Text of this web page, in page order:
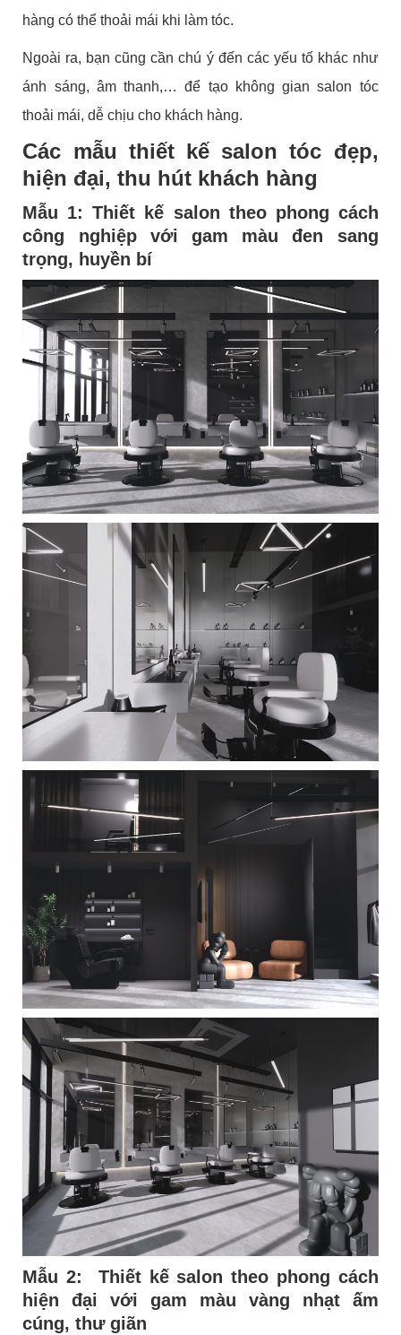
hàng có thể thoải mái khi làm tóc.
Ngoài ra, bạn cũng cần chú ý đến các yếu tố khác như
ánh sáng, âm thanh,… để tạo không gian salon tóc
thoải mái, dễ chịu cho khách hàng.
Các mẫu thiết kế salon tóc đẹp,
hiện đại, thu hút khách hàng
Mẫu 1: Thiết kế salon theo phong cách
công nghiệp với gam màu đen sang
trọng, huyền bí
Mẫu 2: Thiết kế salon theo phong cách
hiện đại với gam màu vàng nhạt ấm
cúng, thư giãn